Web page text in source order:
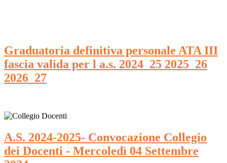
Graduatoria definitiva personale ATA III
fascia valida per l a.s. 2024_25 2025_26
2026_27
A.S. 2024-2025- Convocazione Collegio
dei Docenti - Mercoledì 04 Settembre